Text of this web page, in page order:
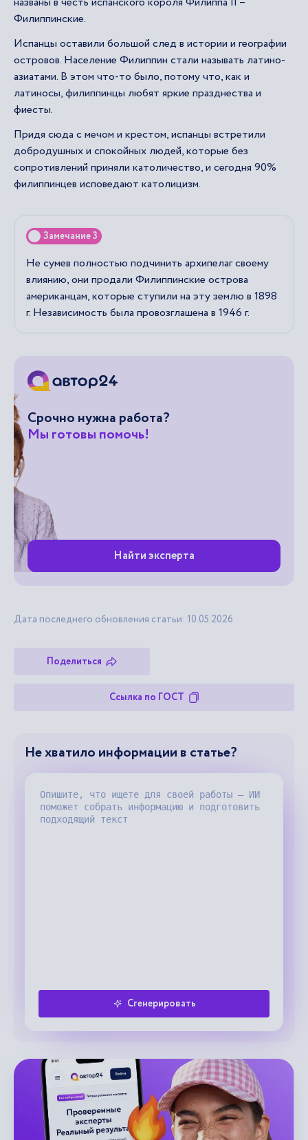
Филиппинские.
Испанцы оставили большой след в истории и географии
островов. Население Филиппин стали называть латино-
азиатами. В этом что-то было, потому что, как и
латиносы, филиппинцы любят яркие празднества и
фиесты.
Придя сюда с мечом и крестом, испанцы встретили
добродушных и спокойных людей, которые без
сопротивлений приняли католичество, и сегодня 90%
филиппинцев исповедают католицизм.
Замечание 3
Не сумев полностью подчинить архипелаг своему
влиянию, они продали Филиппинские острова
американцам, которые ступили на эту землю в 1898
г. Независимость была провозглашена в 1946 г.
Срочно нужна работа?
Мы готовы помочь!
Найти эксперта
Дата последнего обновления статьи: 10.05.2026
Поделиться
Ссылка по ГОСТ
Не хватило информации в статье?
Сгенерировать